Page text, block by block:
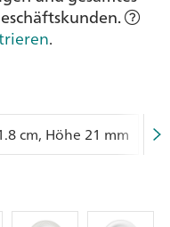
.
cm, Höhe 21 mm ⌀